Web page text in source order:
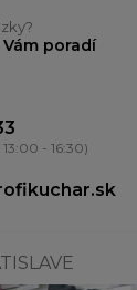
poradí
- 16:30)